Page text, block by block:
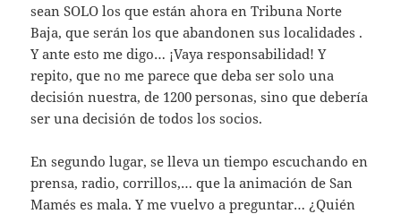
sean SOLO los que están ahora en Tribuna Norte
Baja, que serán los que abandonen sus localidades .
Y ante esto me digo… ¡Vaya responsabilidad! Y
repito, que no me parece que deba ser solo una
decisión nuestra, de 1200 personas, sino que debería
ser una decisión de todos los socios.
En segundo lugar, se lleva un tiempo escuchando en
prensa, radio, corrillos,… que la animación de San
Mamés es mala. Y me vuelvo a preguntar… ¿Quién